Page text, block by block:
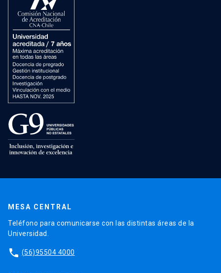
MESA CENTRAL
Teléfono para comunicarse con las distintas áreas de la
Universidad.
phone (56)95504 4000